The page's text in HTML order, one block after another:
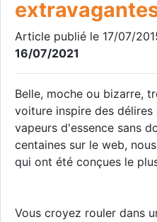
Article publié le 17/07/
16/07/2021
Belle, moche ou bizarre,
voiture inspire des
vapeurs d'essence sans
centaines sur le web,
qui ont été conçues le
Vous croyez rouler dans